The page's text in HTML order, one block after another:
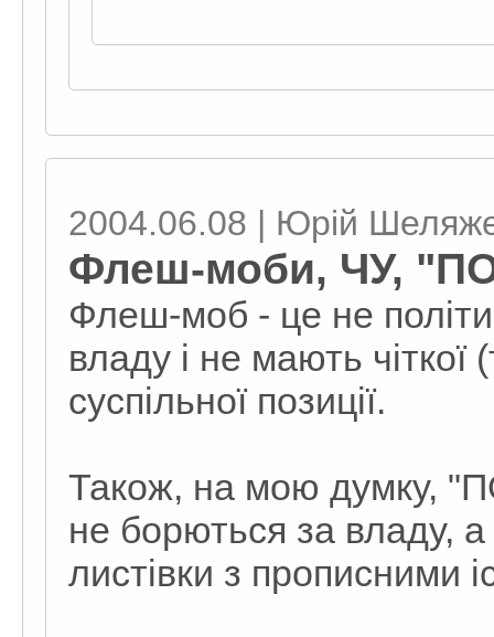
2004.06.08 | Юрій
Флеш-моби, ЧУ,
Флеш-моб - це не
владу і не мають чіткої
суспільної позиції.
Також, на мою думку,
не борються за владу,
листівки з прописними